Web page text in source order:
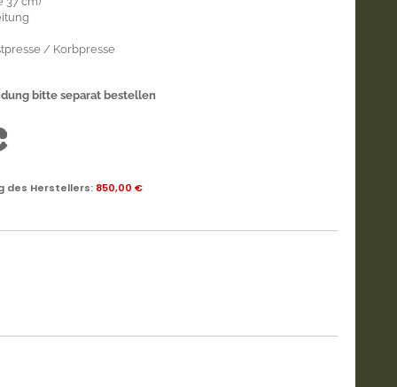
/ Korbpresse
bitte separat bestellen
des Herstellers: 850,00 €